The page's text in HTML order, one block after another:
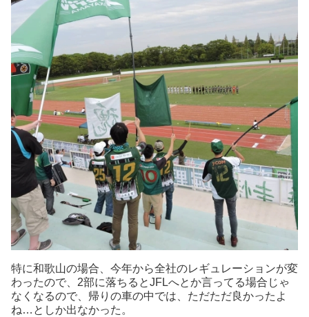
特に和歌山の場合、今年から全社のレギュレーションが変
わったので、2部に落ちるとJFLへとか言ってる場合じゃ
なくなるので、帰りの車の中では、ただただ良かったよ
ね…としか出なかった。